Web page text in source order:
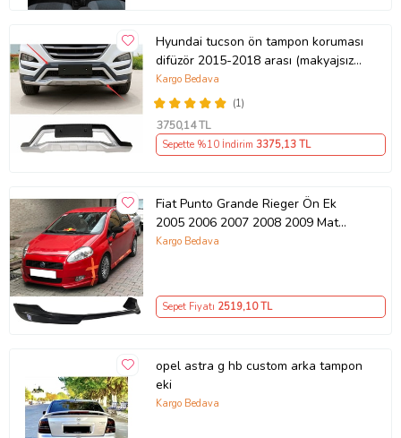
Hyundai tucson ön tampon koruması
difüzör 2015-2018 arası (makyajsız
kasa)
(1)
Kargo Bedava
3750,14 TL
Sepette %10 İndirim 3375,13 TL
Fiat Punto Grande Rieger Ön Ek
2005 2006 2007 2008 2009 Mat
Siyah Plastik Ön Karlık
Kargo Bedava
Sepet Fiyatı 2519,10 TL
opel astra g hb custom arka tampon
eki
Kargo Bedava